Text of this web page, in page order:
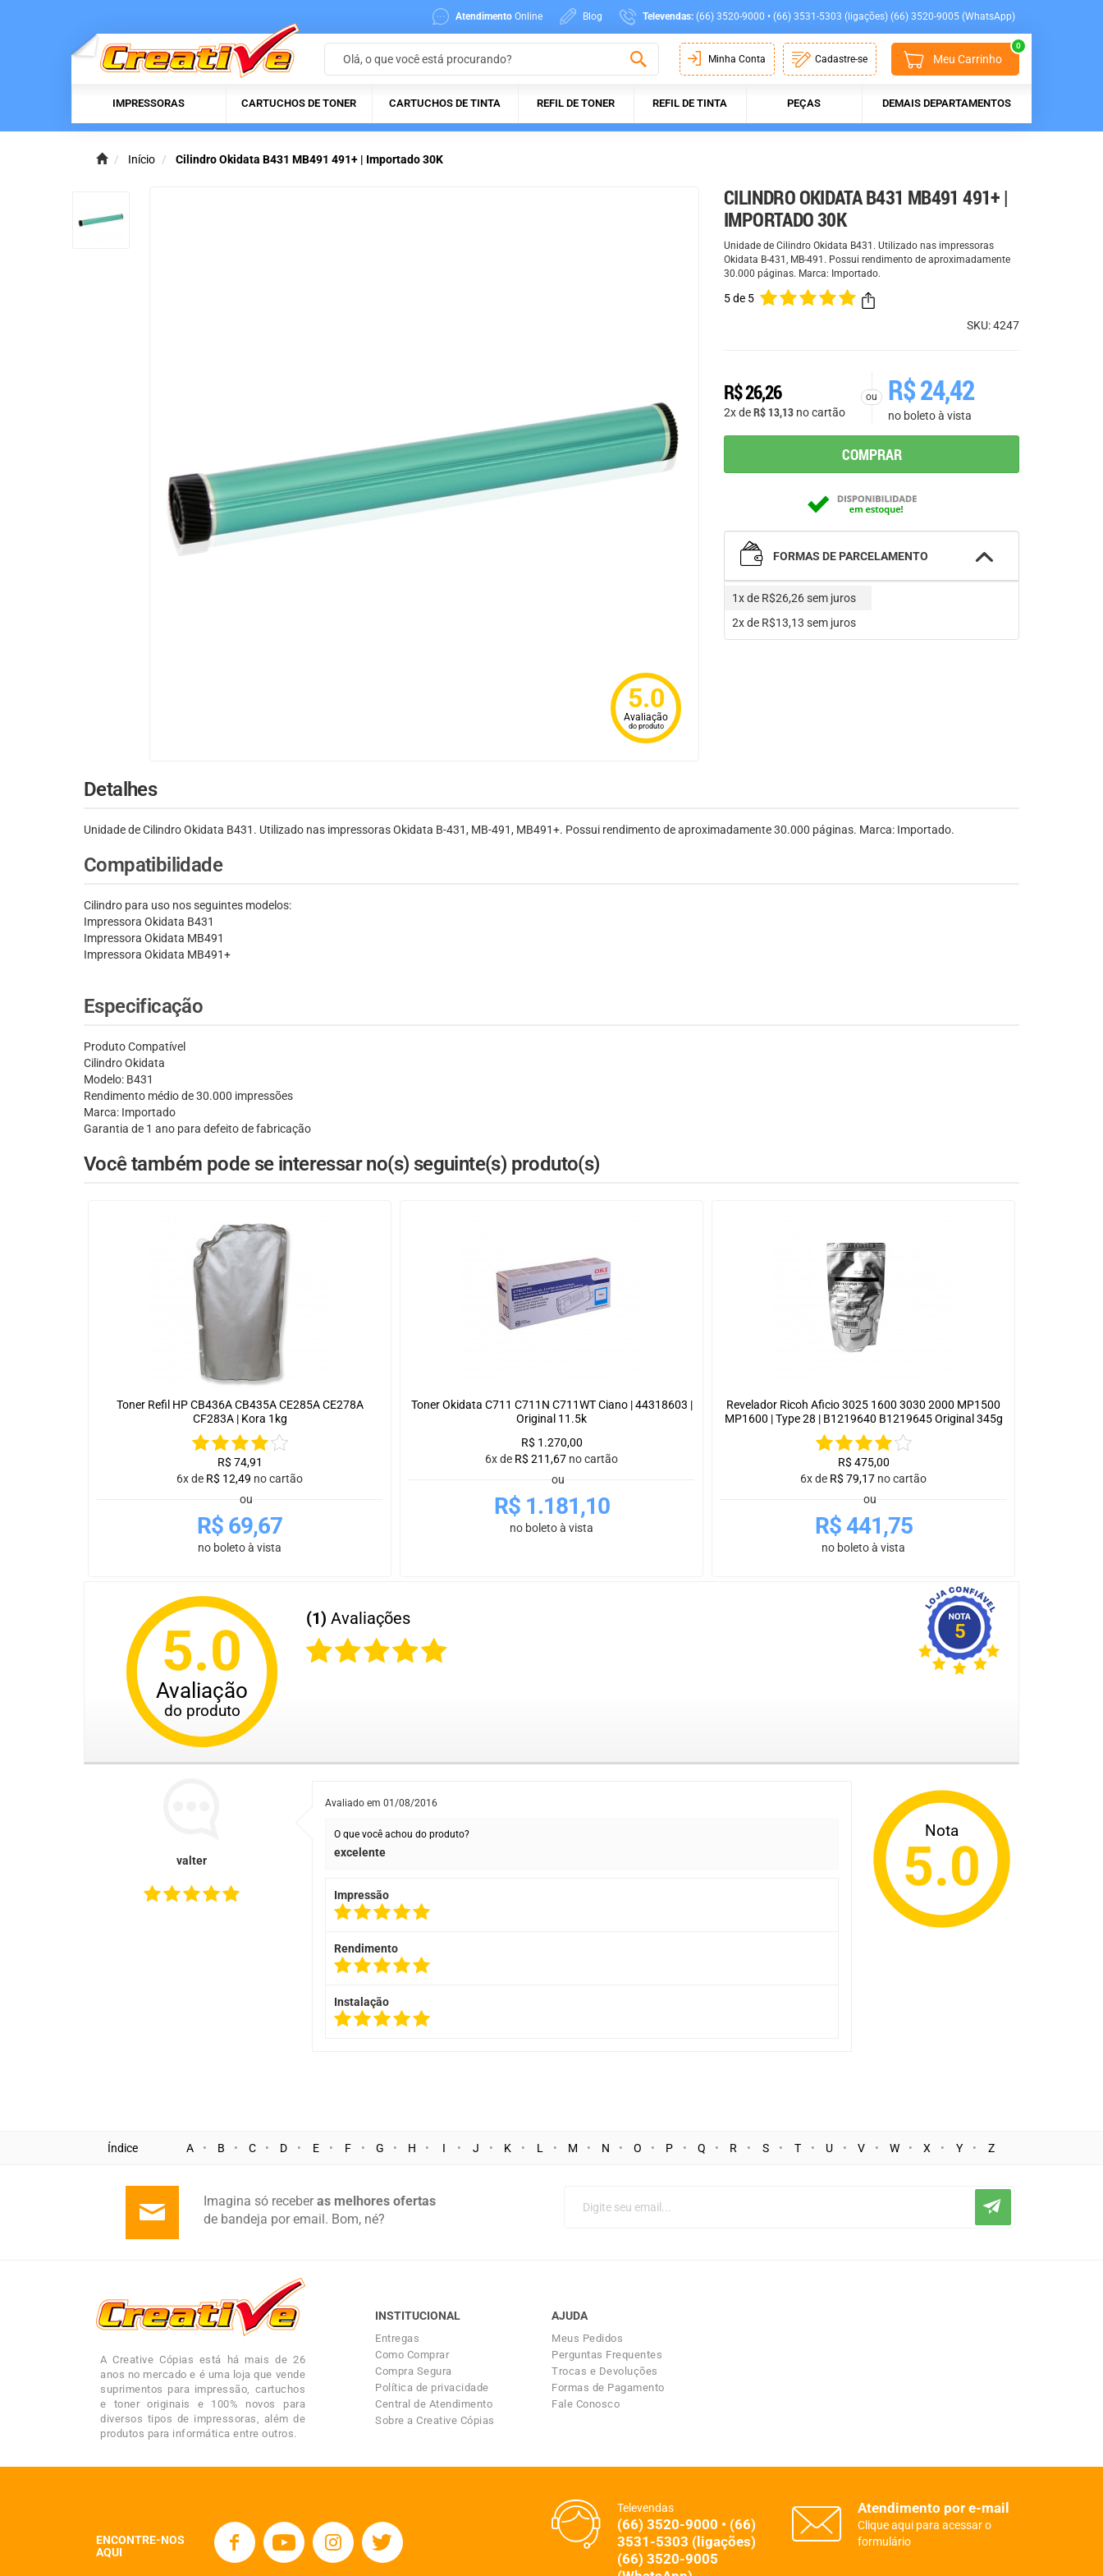
Atendimento Online Blog Televendas: (66) 3520-9000 • (66) 3531-5303 (ligações) (66) 3520-9005 (WhatsApp)
Minha Conta Cadastre-se Meu Carrinho
0
IMPRESSORAS CARTUCHOS DE TONER CARTUCHOS DE TINTA REFIL DE TONER REFIL DE TINTA PEÇAS DEMAIS DEPARTAMENTOS
Início Cilindro Okidata B431 MB491 491+ | Importado 30K
5.0
Avaliação
do produto
CILINDRO OKIDATA B431 MB491 491+ |
IMPORTADO 30K
Unidade de Cilindro Okidata B431. Utilizado nas impressoras
Okidata B-431, MB-491. Possui rendimento de aproximadamente
30.000 páginas. Marca: Importado.
5 de 5
SKU: 4247
R$26,26
2x deR$ 13,13 no cartão
ou R$24,42
no boleto à vista
COMPRAR
FORMAS DE PARCELAMENTO
1x de R$26,26sem juros
2x de R$13,13 sem juros
Detalhes
Unidade de Cilindro Okidata B431. Utilizado nas impressoras Okidata B-431, MB-491, MB491+. Possui rendimento de aproximadamente 30.000 páginas. Marca: Importado.
Compatibilidade
Cilindro para uso nos seguintes modelos:
Impressora Okidata B431
Impressora Okidata MB491
Impressora Okidata MB491+
Especificação
Produto Compatível
Cilindro Okidata
Modelo: B431
Rendimento médio de 30.000 impressões
Marca: Importado
Garantia de 1 ano para defeito de fabricação
Você também pode se interessar no(s) seguinte(s) produto(s)
Toner Refil HP CB436A CB435A CE285A CE278A
CF283A | Kora 1kg
R$ 74,91
6x de R$ 12,49 no cartão
ou
R$ 69,67
no boleto à vista
Toner Okidata C711 C711N C711WT Ciano | 44318603 |
Original 11.5k
R$ 1.270,00
6x de R$ 211,67 no cartão
ou
R$1.181,10
no boleto à vista
Revelador Ricoh Aficio 3025 1600 3030 2000 MP1500
MP1600 | Type 28 | B1219640 B1219645 Original 345g
R$ 475,00
6x de R$ 79,17 no cartão
ou
R$441,75
no boleto à vista
5.0
Avaliação
do produto
(1) Avaliações
5
valter
Avaliado em 01/08/2016
O que você achou do produto?
excelente
Impressão
Rendimento
Instalação
Nota
5.0
Índice A B C D E F G H I J K L M N O P Q R S T U V W X Y Z
Imagina só receberas melhores ofertas
de bandeja por email. Bom, né?
A Creative Cópias está há mais de 26
anos no mercado e é uma loja que vende
suprimentos para impressão, cartuchos
e toner originais e 100% novos para
diversos tipos de impressoras, além de
produtos para informática entre outros.
INSTITUCIONAL
Entregas
Como Comprar
Compra Segura
Política de privacidade
Central de Atendimento
Sobre a Creative Cópias
AJUDA
Meus Pedidos
Perguntas Frequentes
Trocas e Devoluções
Formas de Pagamento
Fale Conosco
ENCONTRE-NOS
AQUI
Televendas
(66) 3520-9000 • (66)
3531-5303 (ligações)
(66) 3520-9005
Atendimento por e-mail
Clique aqui para acessar o
formulário